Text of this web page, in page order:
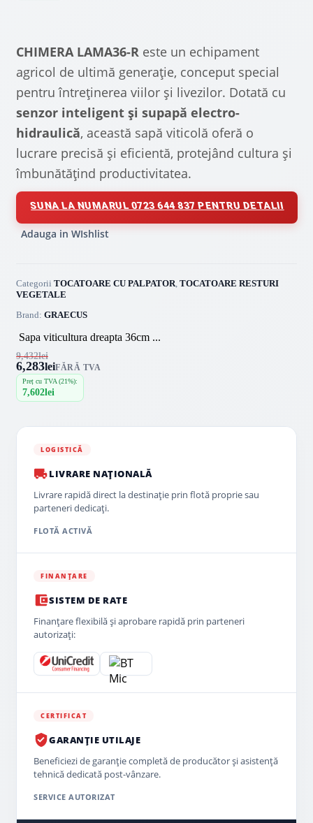
CHIMERA LAMA36-R este un echipament
agricol de ultimă generație, conceput special
pentru întreținerea viilor și livezilor. Dotată cu
senzor inteligent și supapă electro-
hidraulică, această sapă viticolă oferă o
lucrare precisă și eficientă, protejând cultura și
îmbunătățind productivitatea.
SUNA LA NUMARUL 0723 644 837 PENTRU DETALII
Adauga in WIshlist
Categorii TOCATOARE CU PALPATOR, TOCATOARE RESTURI
VEGETALE
Brand: GRAECUS
Sapa viticultura dreapta 36cm ...
9,432lei
6,283leiFĂRĂ TVA
Preț cu TVA (21%):
7,602lei
LOGISTICĂ
LIVRARE NAȚIONALĂ
Livrare rapidă direct la destinație prin flotă proprie sau
parteneri dedicați.
FLOTĂ ACTIVĂ
FINANȚARE
SISTEM DE RATE
Finanțare flexibilă și aprobare rapidă prin parteneri
autorizați:
CERTIFICAT
GARANȚIE UTILAJE
Beneficiezi de garanție completă de producător și asistență
tehnică dedicată post-vânzare.
SERVICE AUTORIZAT